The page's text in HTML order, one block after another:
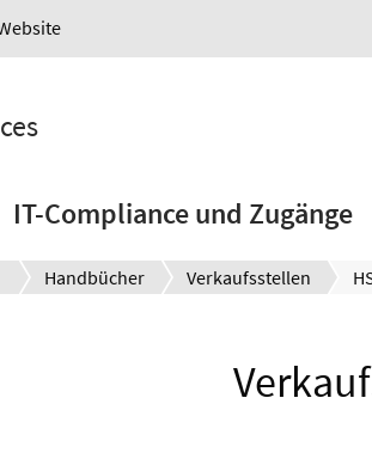
IT-Compliance und Zugänge
Handbücher Verkaufsstellen